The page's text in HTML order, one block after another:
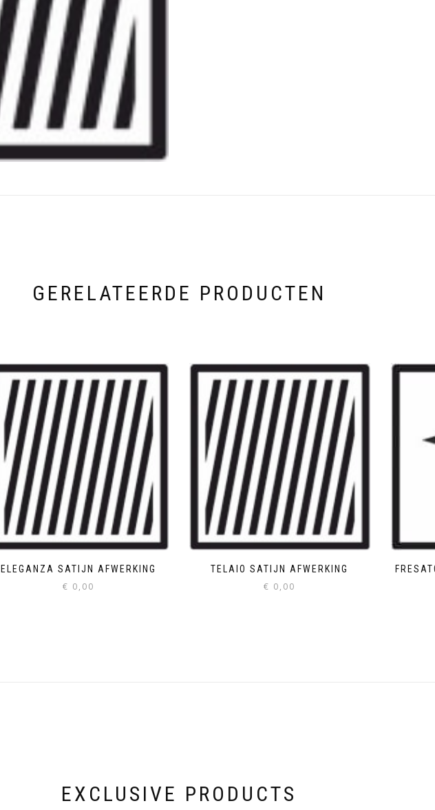
GERELATEERDE PRODUCTEN
ELEGANZA SATIJN AFWERKING
€ 0,00
TELAIO SATIJN AFWERKING
€ 0,00
EXCLUSIVE PRODUCTS